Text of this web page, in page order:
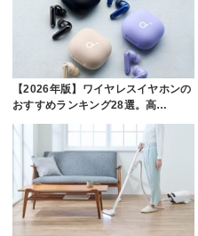
【2026年版】ワイヤレスイヤホンの
おすすめランキング28選。高…